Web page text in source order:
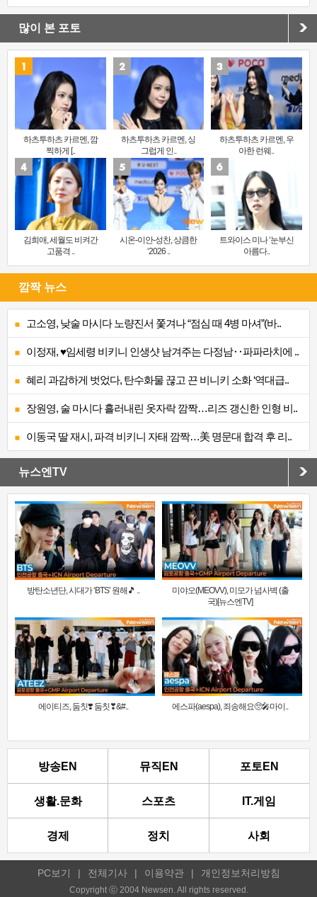
많이 본 포토
하츠투하츠 카르멘, 깜
찍하게 [..
하츠투하츠 카르멘, 싱
그럽게 인..
하츠투하츠 카르멘, 우
아한 런웨..
김희애, 세월도 비켜간
고품격 ..
시온-이안-성찬, 상큼한
‘2026 ..
트와이스 미나 ‘눈부신
아름다..
깜짝 뉴스
고소영, 낮술 마시다 노량진서 쫓겨나 “점심 때 4병 마셔”(바..
이정재, ♥임세령 비키니 인생샷 남겨주는 다정남‥파파라치에 ..
혜리 과감하게 벗었다, 탄수화물 끊고 끈 비니키 소화 ‘역대급..
장원영, 술 마시다 흘러내린 옷자락 깜짝…리즈 갱신한 인형 비..
이동국 딸 재시, 파격 비키니 자태 깜짝…美 명문대 합격 후 리..
뉴스엔TV
방탄소년단, 시대가 ‘BTS’ 원해🎵 ..
미야오(MEOVV), 미모가 넘사벽 (출
국)[뉴스엔TV]
에이티즈, 둠칫❣️ 둠칫❣&#.. 에스파(aespa), 죄송해요🥺🎤마이..
방송EN 뮤직EN 포토EN
생활.문화 스포츠 IT.게임
경제 정치 사회
PC보기 | 전체기사 | 이용약관 | 개인정보처리방침
Copyright ⓒ 2004 Newsen. All rights reserved.